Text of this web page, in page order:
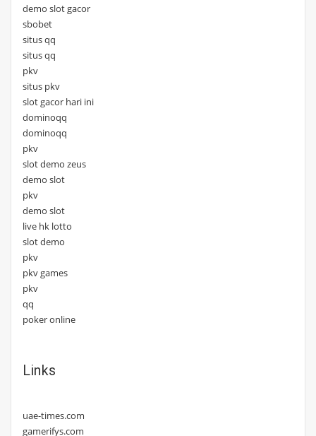
demo slot gacor
sbobet
situs qq
situs qq
pkv
situs pkv
slot gacor hari ini
dominoqq
dominoqq
pkv
slot demo zeus
demo slot
pkv
demo slot
live hk lotto
slot demo
pkv
pkv games
pkv
qq
poker online
Links
uae-times.com
gamerifys.com